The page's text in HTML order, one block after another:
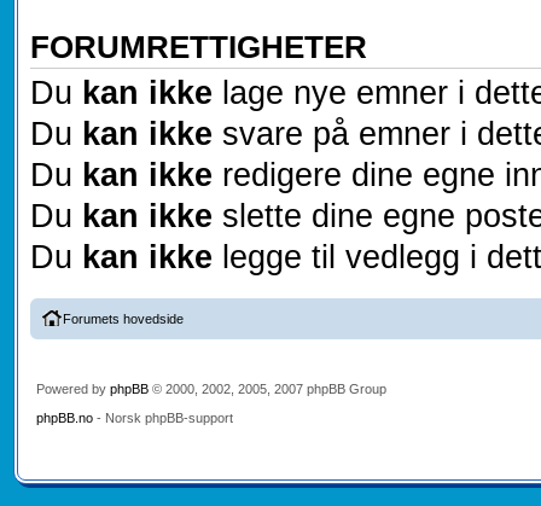
FORUMRETTIGHETER
Du kan ikke lage nye emner i
Du kan ikke svare på emner i
Du kan ikke redigere dine egne
Du kan ikke slette dine egne
Du kan ikke legge til vedlegg i
Forumets hovedside
Powered by phpBB© 2000, 2002, 2005, 2007 phpBB Group
phpBB.no- Norsk phpBB-support